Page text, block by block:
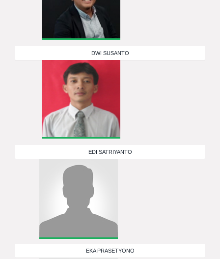
DWI SUSANTO
EDI SATRIYANTO
EKA PRASETYONO